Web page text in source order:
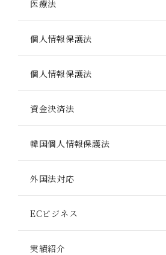
医療法
個人情報保護法
個人情報保護法
資金決済法
韓国個人情報保護法
外国法対応
ECビジネス
実績紹介